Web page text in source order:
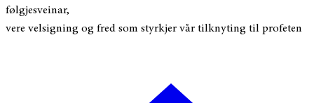
følgjesveinar,
vere velsigning og fred som styrkjer vår tilknyting til profeten